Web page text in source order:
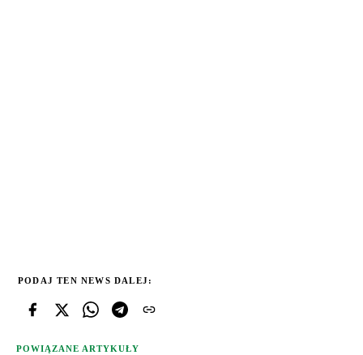
PODAJ TEN NEWS DALEJ:
POWIĄZANE ARTYKUŁY